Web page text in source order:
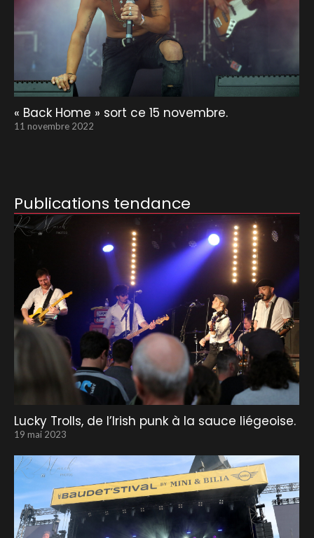
« Back Home » sort ce 15 novembre.
11 novembre 2022
Publications tendance
Lucky Trolls, de l’Irish punk à la sauce liégeoise.
19 mai 2023